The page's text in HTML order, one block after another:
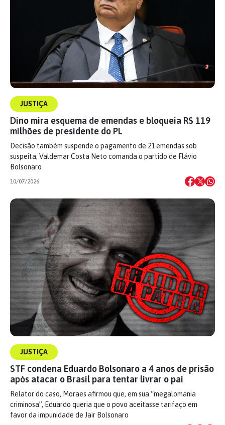
JUSTIÇA
Dino mira esquema de emendas e bloqueia R$ 119
milhões de presidente do PL
Decisão também suspende o pagamento de 21 emendas sob
suspeita; Valdemar Costa Neto comanda o partido de Flávio
Bolsonaro
10/07/2026
JUSTIÇA
STF condena Eduardo Bolsonaro a 4 anos de prisão
após atacar o Brasil para tentar livrar o pai
Relator do caso, Moraes afirmou que, em sua “megalomania
criminosa”, Eduardo queria que o povo aceitasse tarifaço em
favor da impunidade de Jair Bolsonaro